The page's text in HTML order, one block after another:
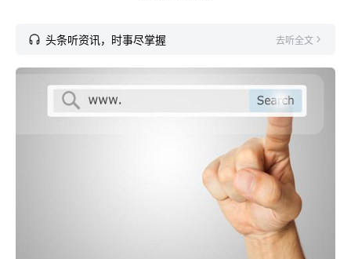
头条听资讯，时事尽掌握 去听全文